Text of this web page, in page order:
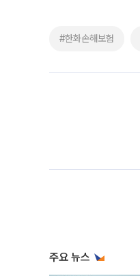
#한화손해보험
주요 뉴스